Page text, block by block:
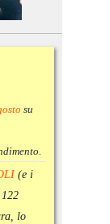
su
.
(e i
122
lo